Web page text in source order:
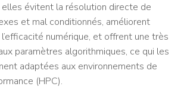
évitent la résolution directe de
et mal conditionnés, améliorent
numérique, et offrent une très
paramètres algorithmiques, ce qui les
adaptées aux environnements de
(HPC).